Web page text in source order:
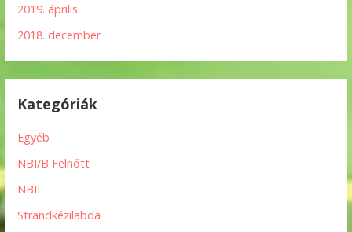
2019. április
2018. december
Kategóriák
Egyéb
NBI/B Felnőtt
NBII
Strandkézilabda